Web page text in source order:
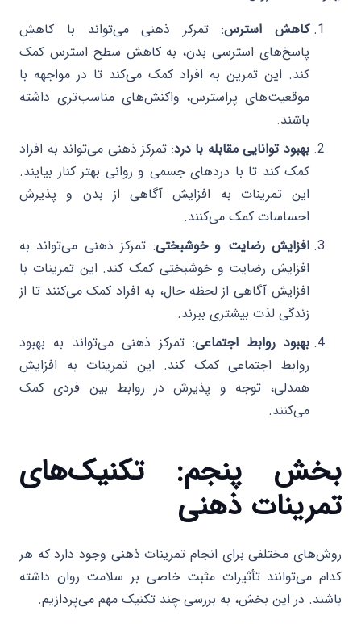
کاهش استرس: تمرکز ذهنی می‌تواند با کاهش
پاسخ‌های استرسی بدن، به کاهش سطح استرس کمک
کند. این تمرین به افراد کمک می‌کند تا در مواجهه با
موقعیت‌های پراسترس، واکنش‌های مناسب‌تری داشته
باشند.
بهبود توانایی مقابله با درد: تمرکز ذهنی می‌تواند به افراد
کمک کند تا با دردهای جسمی و روانی بهتر کنار بیایند.
این تمرینات به افزایش آگاهی از بدن و پذیرش
احساسات کمک می‌کنند.
افزایش رضایت و خوشبختی: تمرکز ذهنی می‌تواند به
افزایش رضایت و خوشبختی کمک کند. این تمرینات با
افزایش آگاهی از لحظه حال، به افراد کمک می‌کنند تا از
زندگی لذت بیشتری ببرند.
بهبود روابط اجتماعی: تمرکز ذهنی می‌تواند به بهبود
روابط اجتماعی کمک کند. این تمرینات به افزایش
همدلی، توجه و پذیرش در روابط بین فردی کمک
می‌کنند.
بخش پنجم: تکنیک‌های
تمرینات ذهنی
روش‌های مختلفی برای انجام تمرینات ذهنی وجود دارد که هر
کدام می‌توانند تأثیرات مثبت خاصی بر سلامت روان داشته
باشند. در این بخش، به بررسی چند تکنیک مهم می‌پردازیم.